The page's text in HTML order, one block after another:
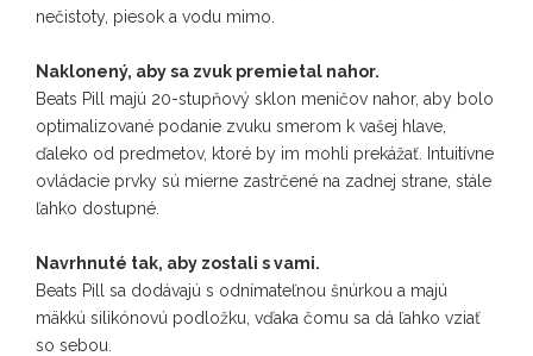
nečistoty, piesok a vodu mimo.
Naklonený, aby sa zvuk premietal nahor.
Beats Pill majú 20-stupňový sklon meničov nahor, aby bolo
optimalizované podanie zvuku smerom k vašej hlave,
ďaleko od predmetov, ktoré by im mohli prekážať. Intuitívne
ovládacie prvky sú mierne zastrčené na zadnej strane, stále
ľahko dostupné.
Navrhnuté tak, aby zostali s vami.
Beats Pill sa dodávajú s odnímateľnou šnúrkou a majú
mäkkú silikónovú podložku, vďaka čomu sa dá ľahko vziať
so sebou.